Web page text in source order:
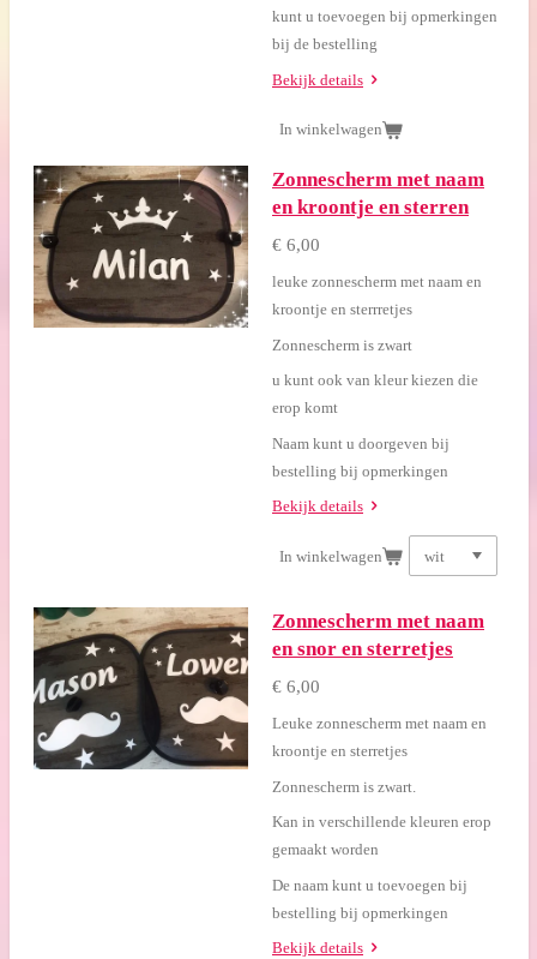
kunt u toevoegen bij opmerkingen
bij de bestelling
Bekijk details
In winkelwagen
Zonnescherm met naam
en kroontje en sterren
€ 6,00
leuke zonnescherm met naam en
kroontje en sterrretjes
Zonnescherm is zwart
u kunt ook van kleur kiezen die
erop komt
Naam kunt u doorgeven bij
bestelling bij opmerkingen
Bekijk details
In winkelwagen
Zonnescherm met naam
en snor en sterretjes
€ 6,00
Leuke zonnescherm met naam en
kroontje en sterretjes
Zonnescherm is zwart.
Kan in verschillende kleuren erop
gemaakt worden
De naam kunt u toevoegen bij
bestelling bij opmerkingen
Bekijk details